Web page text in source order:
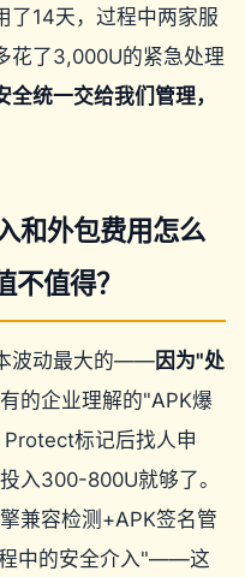
了14天，过程中两家服
花了3,000U的紧急处理
统一交给我们管理，
和外包费用怎么
不值得？
波动最大的——因为"处
有的企业理解的"APK爆
标记后找人申
入300-800U就够了。
兼容检测+APK签名管
中的安全介入"——这